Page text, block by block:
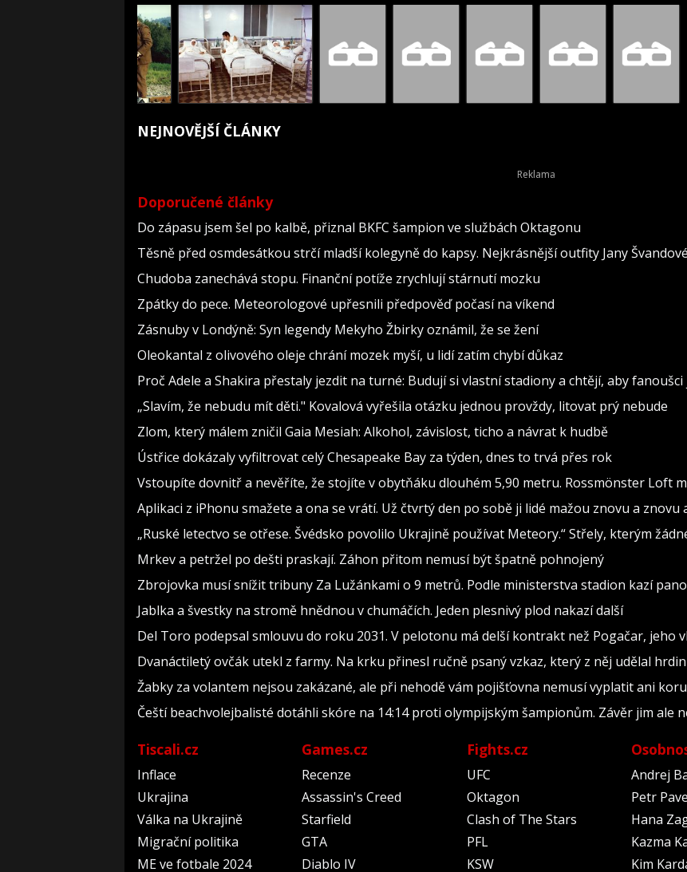
NEJNOVĚJŠÍ ČLÁNKY
Doporučené články
Do zápasu jsem šel po kalbě, přiznal BKFC šampion ve službách Oktagonu
Těsně před osmdesátkou strčí mladší kolegyně do kapsy. Nejkrásnější outfity Jany
Chudoba zanechává stopu. Finanční potíže zrychlují stárnutí mozku
Zpátky do pece. Meteorologové upřesnili předpověď počasí na víkend
Zásnuby v Londýně: Syn legendy Mekyho Žbirky oznámil, že se žení
Oleokantal z olivového oleje chrání mozek myší, u lidí zatím chybí důkaz
Proč Adele a Shakira přestaly jezdit na turné: Budují si vlastní stadiony a chtějí, aby fanoušci
„Slavím, že nebudu mít děti." Kovalová vyřešila otázku jednou provždy, litovat prý nebude
Zlom, který málem zničil Gaia Mesiah: Alkohol, závislost, ticho a návrat k hudbě
Ústřice dokázaly vyfiltrovat celý Chesapeake Bay za týden, dnes to trvá přes rok
Vstoupíte dovnitř a nevěříte, že stojíte v obytňáku dlouhém 5,90 metru. Rossmönster Loft
Aplikaci z iPhonu smažete a ona se vrátí. Už čtvrtý den po sobě ji lidé mažou znovu a znovu
„Ruské letectvo se otřese. Švédsko povolilo Ukrajině používat Meteory.“ Střely, kterým
Mrkev a petržel po dešti praskají. Záhon přitom nemusí být špatně pohnojený
Zbrojovka musí snížit tribuny Za Lužánkami o 9 metrů. Podle ministerstva stadion kazí
Jablka a švestky na stromě hnědnou v chumáčích. Jeden plesnivý plod nakazí další
Del Toro podepsal smlouvu do roku 2031. V pelotonu má delší kontrakt než Pogačar, jeho
Dvanáctiletý ovčák utekl z farmy. Na krku přinesl ručně psaný vzkaz, který z něj udělal
Žabky za volantem nejsou zakázané, ale při nehodě vám pojišťovna nemusí vyplatit ani
Čeští beachvolejbalisté dotáhli skóre na 14:14 proti olympijským šampionům. Závěr jim ale
Tiscali.cz
Inflace
Ukrajina
Válka na Ukrajině
Migrační politika
ME ve fotbale 2024
Games.cz
Recenze
Assassin's Creed
Starfield
GTA
Diablo IV
Fights.cz
UFC
Oktagon
Clash of The Stars
PFL
KSW
Andrej
Petr
Hana
Kazma
Kim